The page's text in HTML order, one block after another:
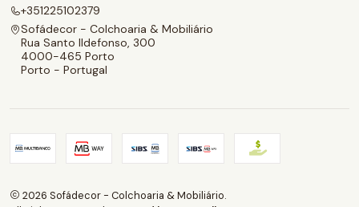
+351225102379
Sofádecor - Colchoaria & Mobiliário
Rua Santo Ildefonso, 300
4000-465 Porto
Porto - Portugal
2026 Sofádecor - Colchoaria & Mobiliário.